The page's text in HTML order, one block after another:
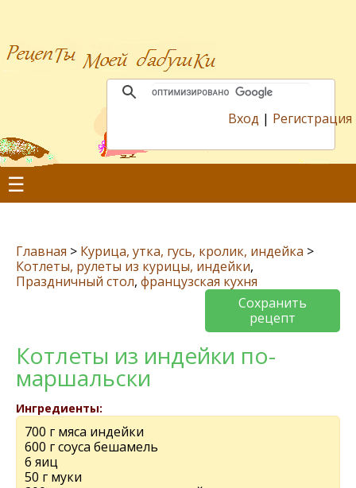
Вход | Регистрация
☰
Главная > Курица, утка, гусь, кролик, индейка >
Котлеты, рулеты из курицы, индейки,
Праздничный стол, французская кухня
Сохранить
рецепт
Котлеты из индейки по-
маршальски
Ингредиенты:
700 г мяса индейки
600 г соуса бешамель
6 яиц
50 г муки